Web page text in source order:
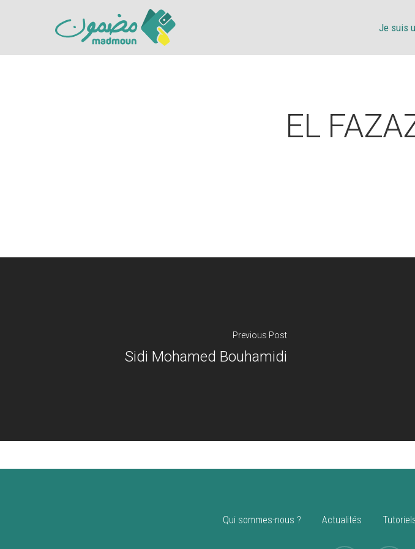
Je suis
EL
Previous Post
Sidi Mohamed Bouhamidi
Qui sommes-nous ? Actualités